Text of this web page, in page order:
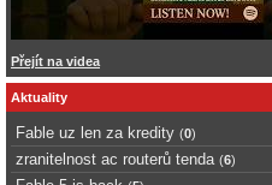
Přejít na videa
Aktuality
Fable uz len za kredity (0)
zranitelnost ac routerů tenda (6)